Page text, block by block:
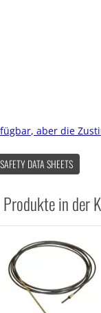
aber die
DATA SHEETS
in der